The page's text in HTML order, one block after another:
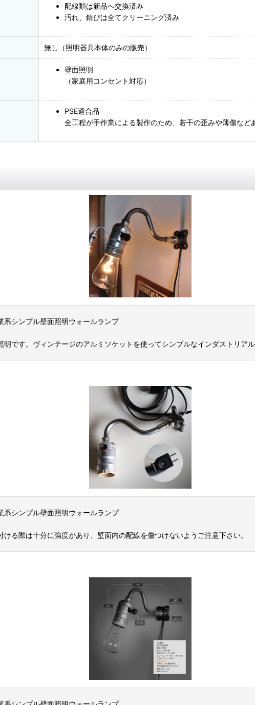
配線類は新品へ交換済み
汚れ、錆びは全てクリーニング済み
無し（照明器具本体のみの販売）
壁面照明
（家庭用コンセント対応）
PSE適合品
全工程が手作業による製作のため、若干の歪みや薄傷など
系シンプル壁面照明ウォールランプ
です。ヴィンテージのアルミソケットを使ってシンプルなインダストリア
系シンプル壁面照明ウォールランプ
る際は十分に強度があり、壁面内の配線を傷つけないようご注意下さい。